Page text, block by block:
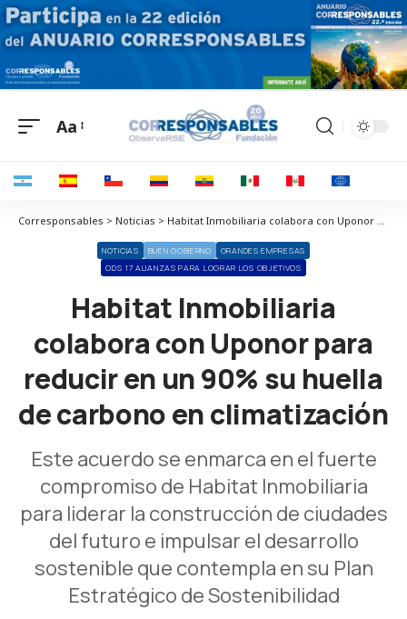
Aa
Corresponsables > Noticias > Habitat Inmobiliaria colabora con Uponor para reducir en un 90% su huella de carbono en climatización
NOTICIAS BUEN GOBIERNO
GRANDES EMPRESAS
ODS 17 ALIANZAS PARA LOGRAR LOS OBJETIVOS
Habitat Inmobiliaria
colabora con Uponor para
reducir en un 90% su huella
de carbono en climatización
Este acuerdo se enmarca en el fuerte
compromiso de Habitat Inmobiliaria
para liderar la construcción de ciudades
del futuro e impulsar el desarrollo
sostenible que contempla en su Plan
Estratégico de Sostenibilidad